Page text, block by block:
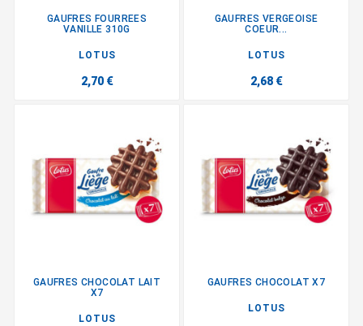
GAUFRES FOURREES
VANILLE 310G
LOTUS
2,70 €
GAUFRES VERGEOISE
COEUR...
LOTUS
2,68 €
GAUFRES CHOCOLAT LAIT
X7
LOTUS
GAUFRES CHOCOLAT X7
LOTUS